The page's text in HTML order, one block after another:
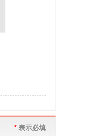
* 表示必填